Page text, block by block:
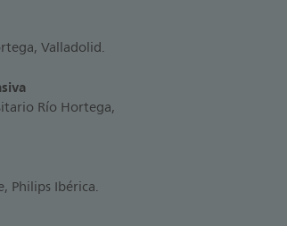
Valladolid.
Río Hortega,
Philips Ibérica.